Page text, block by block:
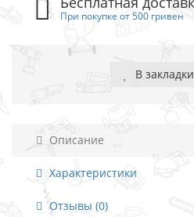
При покупке от 500 гривен
В закладки
Описание
Характеристики
Отзывы (0)